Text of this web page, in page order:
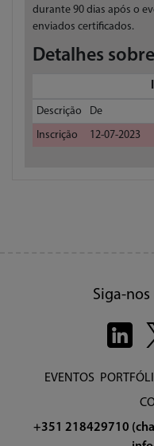
durante 90 dias após o
enviados certificados.
Detalhes
Descrição De
Inscrição
12-07-2023
Siga-nos
EVENTOS
+351 218429710